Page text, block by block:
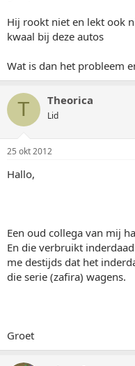
Hij rookt niet en lekt ook
kwaal bij deze autos
Wat is dan het probleem
T Theorica
Lid
25 okt 2012
Hallo,
Een oud collega van mij
En die verbruikt
me destijds dat het
die serie (zafira) wagens.
Groet